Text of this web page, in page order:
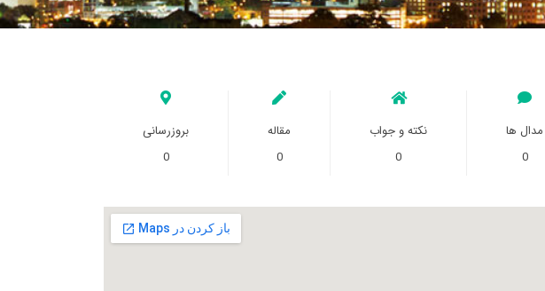
مدال ها
0
نکته و جواب
0
مقاله
0
بروزرسانی
0